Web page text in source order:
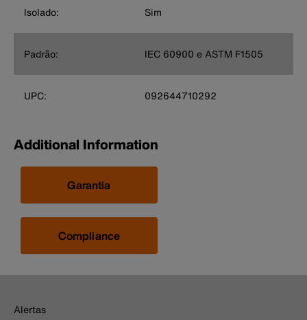
Isolado: Sim
Padrão: IEC 60900 e ASTM F1505
UPC: 092644710292
Additional Information
Garantia
Compliance
Alertas